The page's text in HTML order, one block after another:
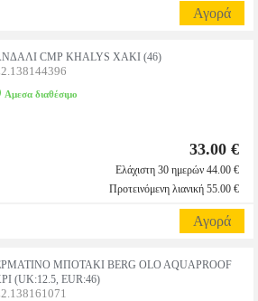
Αγορά
CMP KHALYS ΧΑΚΙ (46)
Αμεσα διαθέσιμο
33.00 €
Ελάχιστη 30 ημερών 44.00 €
Προτεινόμενη λιανική 55.00 €
Αγορά
ΜΠΟΤΑΚΙ BERG OLO AQUAPROOF
(UK:12.5, EUR:46)